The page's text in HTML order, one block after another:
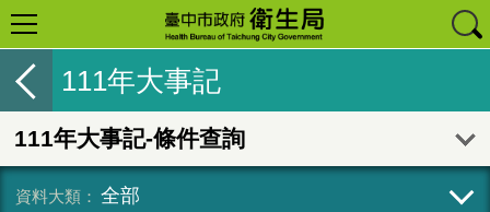
111年大事記
111年大事記-條件查詢
全部